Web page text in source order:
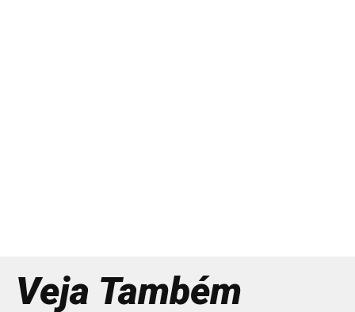
Veja Também